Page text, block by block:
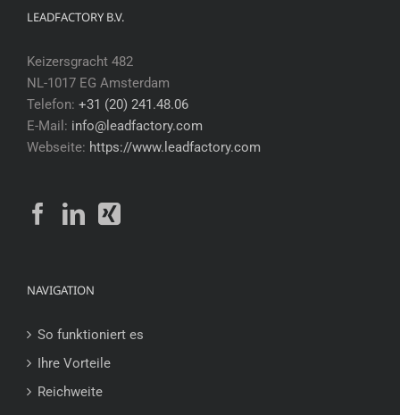
LEADFACTORY B.V.
Keizersgracht 482
NL-1017 EG Amsterdam
Telefon: +31 (20) 241.48.06
E-Mail: info@leadfactory.com
Webseite: https://www.leadfactory.com
NAVIGATION
So funktioniert es
Ihre Vorteile
Reichweite